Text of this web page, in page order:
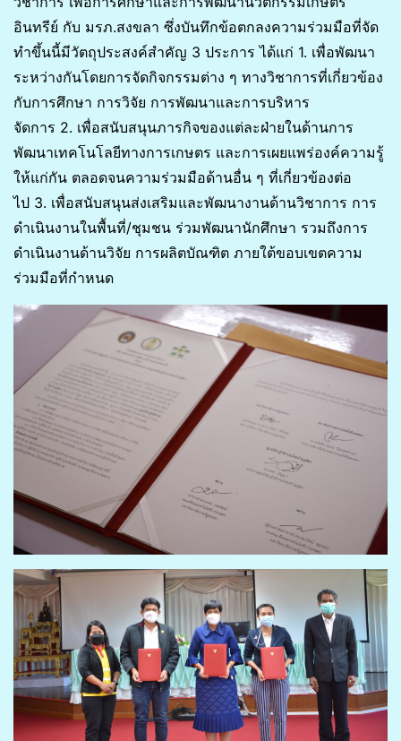
อินทรีย์ กับ มรภ.สงขลา ซึ่งบันทึกข้อตกลงความร่วมมือที่จัด
ทำขึ้นนี้มีวัตถุประสงค์สำคัญ 3 ประการ ได้แก่ 1. เพื่อพัฒนา
ระหว่างกันโดยการจัดกิจกรรมต่าง ๆ ทางวิชาการที่เกี่ยวข้อง
กับการศึกษา การวิจัย การพัฒนาและการบริหาร
จัดการ 2. เพื่อสนับสนุนภารกิจของแต่ละฝ่ายในด้านการ
พัฒนาเทคโนโลยีทางการเกษตร และการเผยแพร่องค์ความรู้
ให้แก่กัน ตลอดจนความร่วมมือด้านอื่น ๆ ที่เกี่ยวข้องต่อ
ไป 3. เพื่อสนับสนุนส่งเสริมและพัฒนางานด้านวิชาการ การ
ดำเนินงานในพื้นที่/ชุมชน ร่วมพัฒนานักศึกษา รวมถึงการ
ดำเนินงานด้านวิจัย การผลิตบัณฑิต ภายใต้ขอบเขตความ
ร่วมมือที่กำหนด